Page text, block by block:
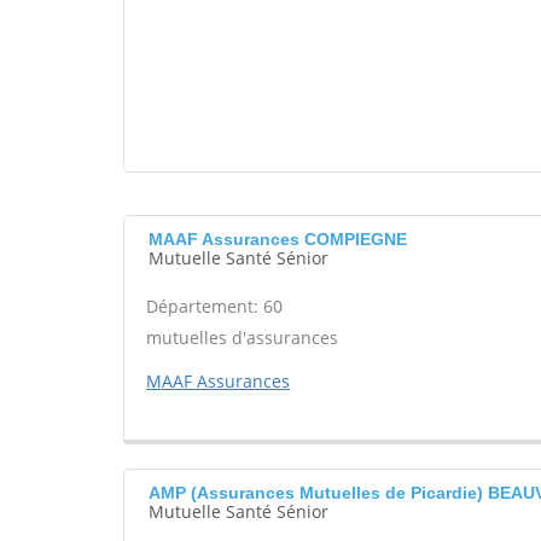
MAAF Assurances COMPIEGNE
Mutuelle Santé Sénior
Département: 60
mutuelles d'assurances
MAAF Assurances
AMP (Assurances Mutuelles de Picardie)
Mutuelle Santé Sénior